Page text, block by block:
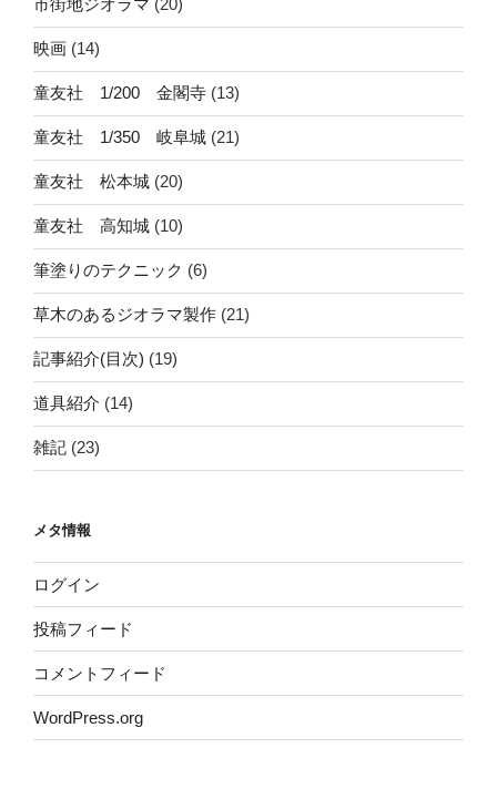
市街地ジオラマ (20)
映画 (14)
童友社 1/200 金閣寺 (13)
童友社 1/350 岐阜城 (21)
童友社 松本城 (20)
童友社 高知城 (10)
筆塗りのテクニック (6)
草木のあるジオラマ製作 (21)
記事紹介(目次) (19)
道具紹介 (14)
雑記 (23)
メタ情報
ログイン
投稿フィード
コメントフィード
WordPress.org